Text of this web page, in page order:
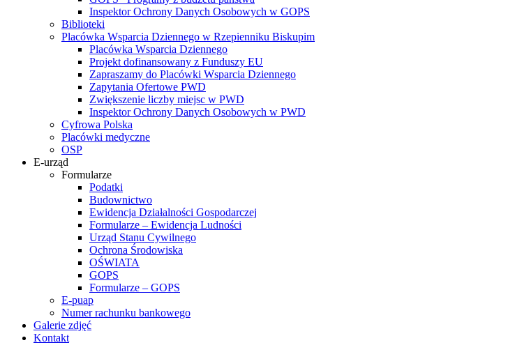
Inspektor Ochrony Danych Osobowych w GOPS
Biblioteki
Placówka Wsparcia Dziennego w Rzepienniku Biskupim
Placówka Wsparcia Dziennego
Projekt dofinansowany z Funduszy EU
Zapraszamy do Placówki Wsparcia Dziennego
Zapytania Ofertowe PWD
Zwiększenie liczby miejsc w PWD
Inspektor Ochrony Danych Osobowych w PWD
Cyfrowa Polska
Placówki medyczne
OSP
E-urząd
Formularze
Podatki
Budownictwo
Ewidencja Działalności Gospodarczej
Formularze – Ewidencja Ludności
Urząd Stanu Cywilnego
Ochrona Środowiska
OŚWIATA
GOPS
Formularze – GOPS
E-puap
Numer rachunku bankowego
Galerie zdjęć
Kontakt